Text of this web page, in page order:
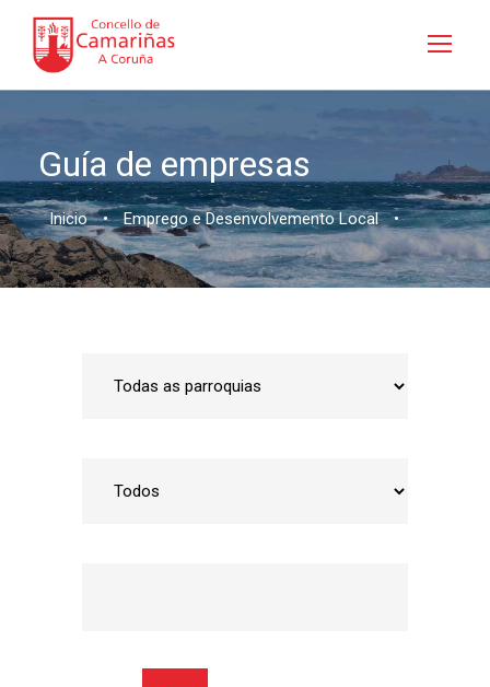
Guía de empresas
Inicio • Emprego e Desenvolvemento Local •